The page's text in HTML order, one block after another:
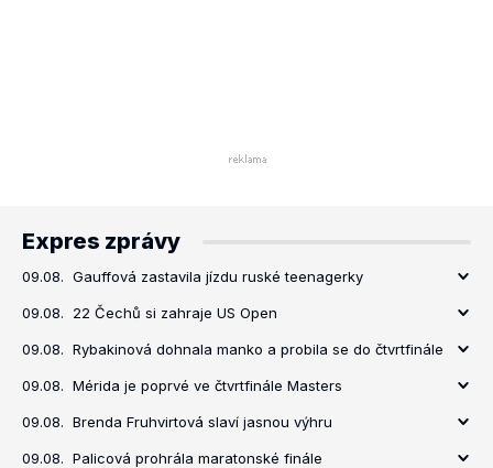
Expres zprávy
09.08. Gauffová zastavila jízdu ruské teenagerky
09.08. 22 Čechů si zahraje US Open
09.08. Rybakinová dohnala manko a probila se do čtvrtfinále
09.08. Mérida je poprvé ve čtvrtfinále Masters
09.08. Brenda Fruhvirtová slaví jasnou výhru
09.08. Palicová prohrála maratonské finále